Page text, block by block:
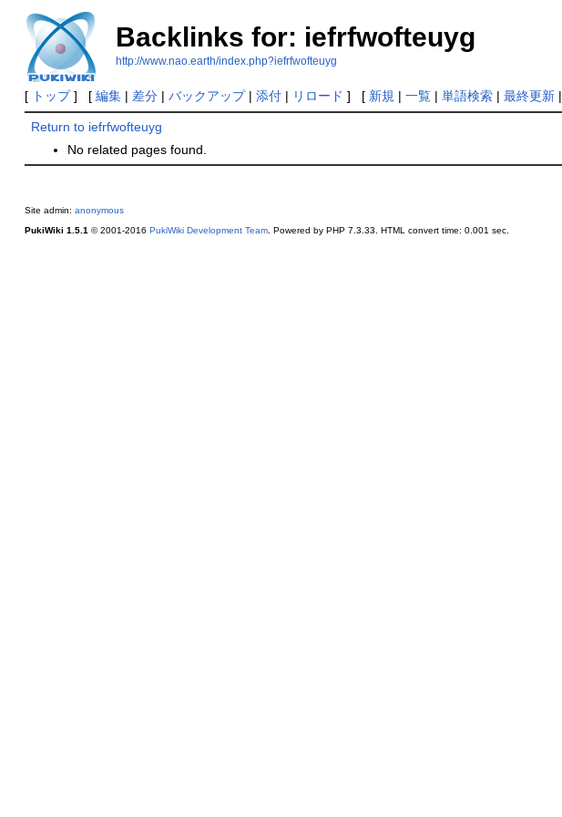
Backlinks for: iefrfwofteuyg
http://www.nao.earth/index.php?iefrfwofteuyg
[ トップ] [ 編集| 差分| バックアップ| 添付| リロード ] [ 新規 | 一覧| 単語検索| 最終更新|
Return to iefrfwofteuyg
No related pages found.
Site admin: anonymous
PukiWiki 1.5.1 © 2001-2016 PukiWiki Development Team. Powered by PHP 7.3.33. HTML convert time: 0.001 sec.